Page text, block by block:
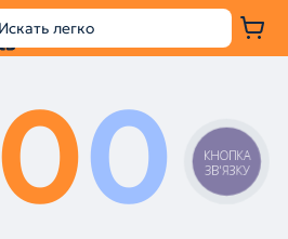
00
КНОПКА
ЗВ'ЯЗКУ